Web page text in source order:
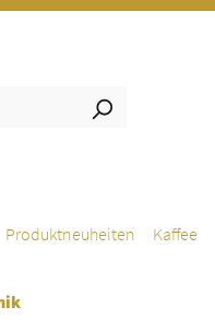
Produktneuheiten Kaffee